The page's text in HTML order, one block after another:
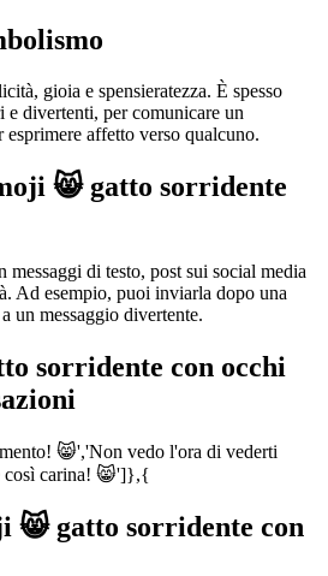
gioia e spensieratezza. È spesso
e divertenti, per comunicare un
affetto verso qualcuno.
😸 gatto sorridente
di testo, post sui social media
Ad esempio, puoi inviarla dopo una
un messaggio divertente.
sorridente con occhi
😸','Non vedo l'ora di vederti
così carina! 😸']},{
😸 gatto sorridente con